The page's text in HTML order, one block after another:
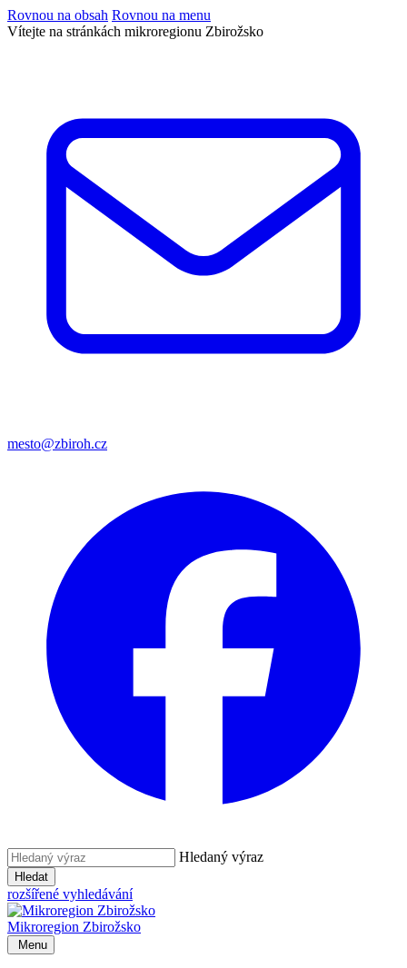
Rovnou na obsah Rovnou na menu
Vítejte na stránkách mikroregionu Zbirožsko
mesto@zbiroh.cz
Hledaný výraz
Hledat
rozšířené vyhledávání
Mikroregion Zbirožsko
Menu